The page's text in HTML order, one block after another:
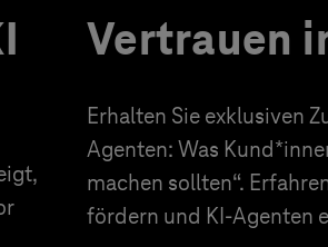
Vertrauen
Erhalten Sie exklusiven
Agenten: Was
machen sollten“.
fördern und KI-Agenten